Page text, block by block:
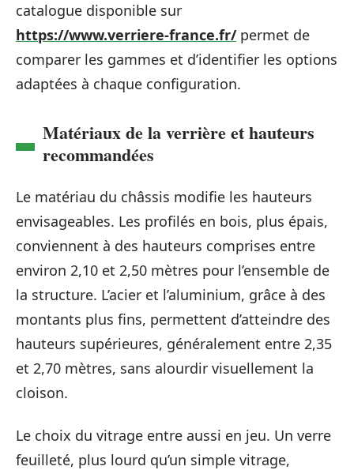
catalogue disponible sur
https://www.verriere-france.fr/permet de
comparer les gammes et d’identifier les options
adaptées à chaque configuration.
Matériaux de la verrière et hauteurs
recommandées
Le matériau du châssis modifie les hauteurs
envisageables. Les profilés en bois, plus épais,
conviennent à des hauteurs comprises entre
environ 2,10 et 2,50 mètres pour l’ensemble de
la structure. L’acier et l’aluminium, grâce à des
montants plus fins, permettent d’atteindre des
hauteurs supérieures, généralement entre 2,35
et 2,70 mètres, sans alourdir visuellement la
cloison.
Le choix du vitrage entre aussi en jeu. Un verre
feuilleté, plus lourd qu’un simple vitrage,